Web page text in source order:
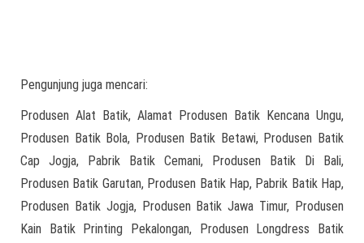
Pengunjung juga mencari:
Produsen Alat Batik, Alamat Produsen Batik Kencana Ungu,
Produsen Batik Bola, Produsen Batik Betawi, Produsen Batik
Cap Jogja, Pabrik Batik Cemani, Produsen Batik Di Bali,
Produsen Batik Garutan, Produsen Batik Hap, Pabrik Batik Hap,
Produsen Batik Jogja, Produsen Batik Jawa Timur, Produsen
Kain Batik Printing Pekalongan, Produsen Longdress Batik